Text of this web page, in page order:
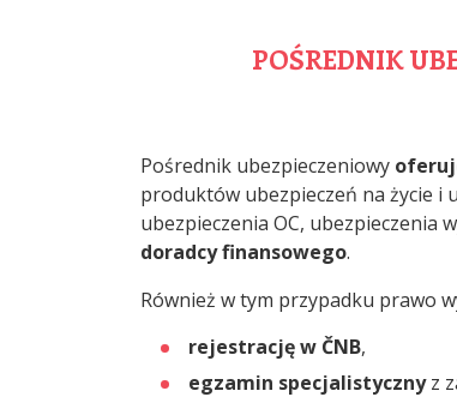
POŚREDNIK
Pośrednik ubezpieczeniowy
produktów ubezpieczeń na życie i
ubezpieczenia OC, ubezpieczenia
doradcy finansowego.
Również w tym przypadku prawo
rejestrację w ČNB,
egzamin specjalistycznyz